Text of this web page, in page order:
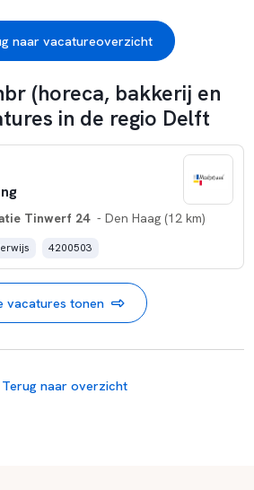
naar vacatureoverzicht
(horeca, bakkerij en
in de regio Delft
Tinwerf 24 - Den Haag (12 km)
4200503
vacatures tonen
Terug naar overzicht